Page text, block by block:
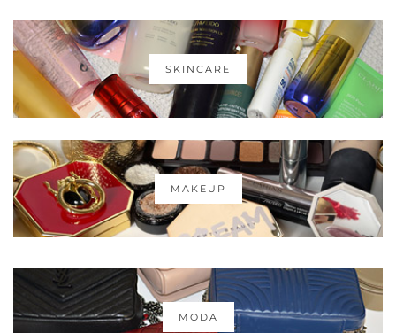
SKINCARE
MAKEUP
MODA